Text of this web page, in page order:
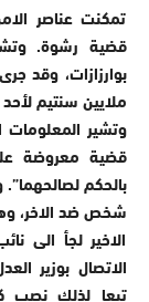
تمكنت عناصر
قضية رشوة.
بوارزازات، وقد
ملايين سنتيم
وتشير
قضية معروضة
بالحكم
شخص ضد الاخر،
الاخير لجأ الى
الاتصال بوزير
تبعا لذلك نصب